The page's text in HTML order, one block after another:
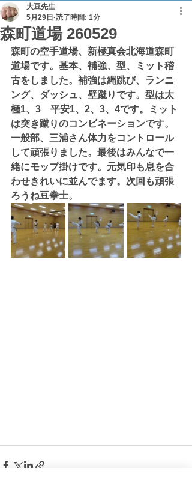
森町道場 260529
大豆先生
5月29日 読了時間: 1分
森町の空手道場、新極真会北海道森町
道場です。基本、補強、型、ミット稽
古をしました。補強は縄跳び、ランニ
ング、ダッシュ、壁蹴りです。型は太
極1、3　平安1、2、3、4です。ミット
は突き蹴りのコンビネーションです。
一般部、三浦さん体力をコントロール
して頑張りました。最後はみんなで一
緒にモップ掛けです。元気印も息を合
わせきれいに並んでます。次回も頑張
ろうね豆拳士。